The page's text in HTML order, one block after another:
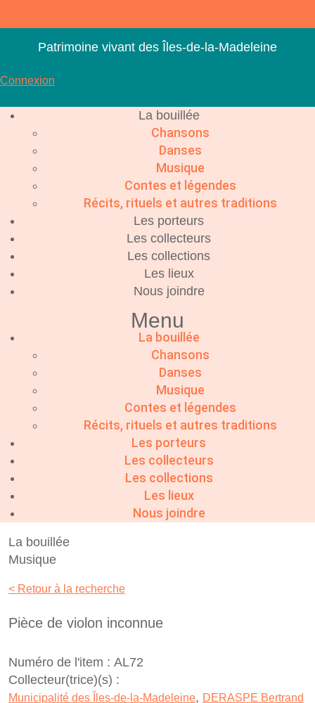
contenu
Patrimoine vivant des Îles-de-la-Madeleine
Connexion
La bouillée
Chansons
Danses
Musique
Contes et légendes
Récits, rituels et autres traditions
Les porteurs
Les collecteurs
Les collections
Les lieux
Nous joindre
Menu
La bouillée
Chansons
Danses
Musique
Contes et légendes
Récits, rituels et autres traditions
Les porteurs
Les collecteurs
Les collections
Les lieux
Nous joindre
La bouillée
Musique
< Retour à la recherche
Pièce de violon inconnue
Numéro de l'item : AL72
Collecteur(trice)(s) :
Municipalité des Îles-de-la-Madeleine, DERASPE Bertrand